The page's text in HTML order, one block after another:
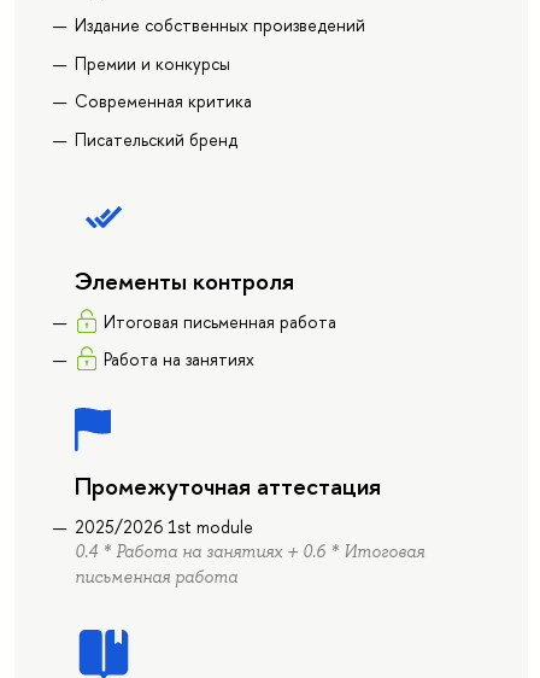
Издание собственных произведений
Премии и конкурсы
Современная критика
Писательский бренд
Элементы контроля
Итоговая письменная работа
Работа на занятиях
Промежуточная аттестация
2025/2026 1st module
0.4 * Работа на занятиях + 0.6 * Итоговая
письменная работа